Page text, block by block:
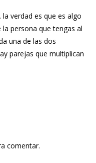
verdad es que es algo
persona que tengas al
una de las dos
parejas que multiplican
comentar.